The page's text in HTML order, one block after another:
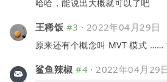
哈哈，能说出大概就可以了吧
王稀饭 #3 · 2022年04月29日
原来还有个概念叫 MVT 模式 ……
鲨鱼辣椒 #4· 2022年04月29